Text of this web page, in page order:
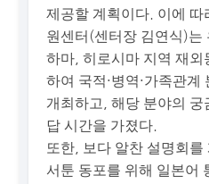
제공할 계획이다. 이에 따
원센터(센터장 김연식)는
하마, 히로시마 지역 재외
하여 국적·병역·가족관계
개최하고, 해당 분야의 궁
답 시간을 가졌다.
또한, 보다 알찬 설명회를
서툰 동포를 위해 일본어